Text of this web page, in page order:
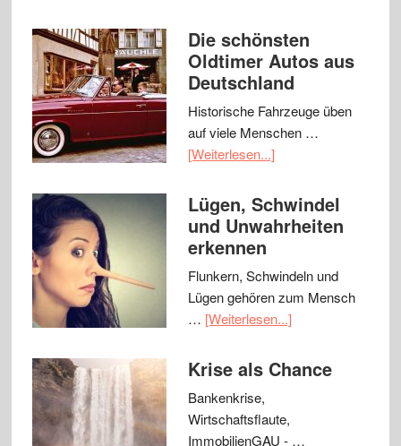
Die schönsten
Oldtimer Autos aus
Deutschland
Historische Fahrzeuge üben
auf viele Menschen …
[Weiterlesen...]
Lügen, Schwindel
und Unwahrheiten
erkennen
Flunkern, Schwindeln und
Lügen gehören zum Mensch
… [Weiterlesen...]
Krise als Chance
Bankenkrise,
Wirtschaftsflaute,
ImmobilienGAU - …